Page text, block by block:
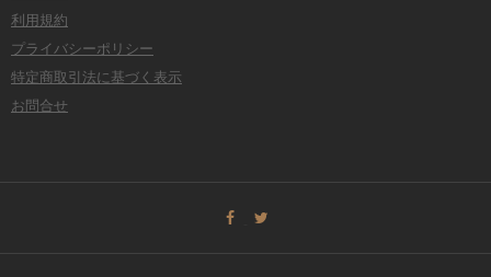
利用規約
プライバシーポリシー
特定商取引法に基づく表示
お問合せ